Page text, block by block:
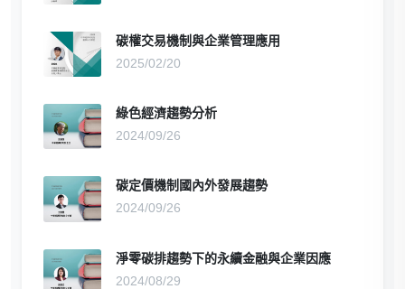
碳權交易機制與企業管理應用
2025/02/20
綠色經濟趨勢分析
2024/09/26
碳定價機制國內外發展趨勢
2024/09/26
淨零碳排趨勢下的永續金融與企業因應
2024/08/29